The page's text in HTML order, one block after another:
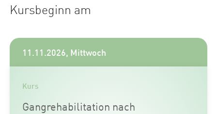
Kursbeginn am
11.11.2026, Mittwoch
Kurs
Gangrehabilitation nach